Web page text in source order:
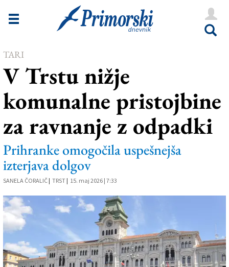
Novice
Goriška
Kultura
Šport
Še
Vreme
V Kioskih
Uredništvo
Oglasi
Založnik
Zadruga PD
TARI
V Trstu nižje
komunalne pristojbine
za ravnanje z odpadki
Prihranke omogočila uspešnejša
izterjava dolgov
SANELA ČORALIČ | TRST | 15. maj 2026 | 7:33